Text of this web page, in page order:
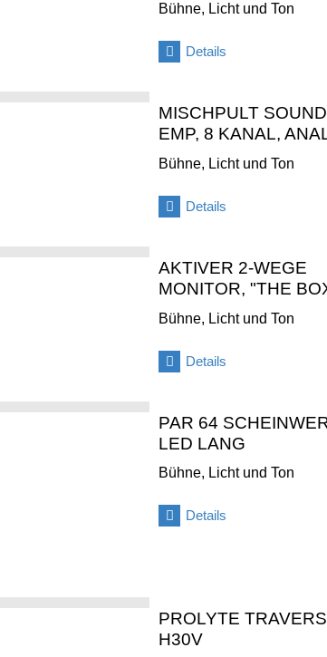
Bühne, Licht und Ton
Details
MISCHPULT
EMP, 8 KANAL,
Bühne, Licht und Ton
Details
AKTIVER 2-WEGE
MONITOR, "THE
Bühne, Licht und Ton
Details
PAR 64
LED LANG
Bühne, Licht und Ton
Details
PROLYTE
H30V